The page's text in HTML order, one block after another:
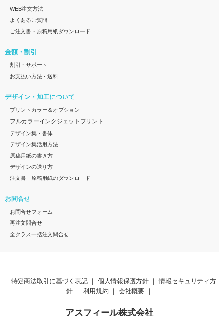
WEB注文方法
よくあるご質問
ご注文書・原稿用紙ダウンロード
金額・割引
割引・サポート
お支払い方法・送料
デザイン・加工について
プリントカラー＆オプション
フルカラーインクジェットプリント
デザイン集・書体
デザイン集活用方法
原稿用紙の書き方
デザインの送り方
注文書・原稿用紙のダウンロード
お問合せ
お問合せフォーム
再注文問合せ
全クラス一括注文問合せ
｜ 特定商法取引に基づく表記 ｜ 個人情報保護方針 ｜情報セキュリティ方
針 ｜ 利用規約 ｜ 会社概要 ｜
アスフィール株式会社